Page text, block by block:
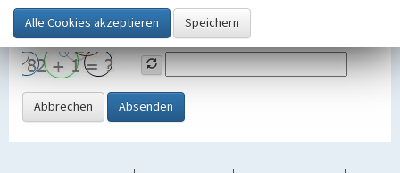
SicherheitsabfrageTragen Sie unten das Rechenergebnis aus der
Grafik ein
Abbrechen Absenden